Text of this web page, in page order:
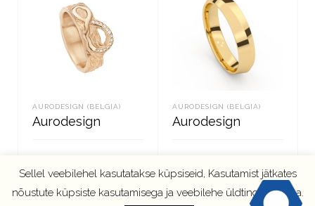
AURODESIGN (BELGIA)
Aurodesign
AURODESIGN (BELGIA)
Aurodesign
Sellel veebilehel kasutatakse küpsiseid, Kasutamist jätkates
nõustute küpsiste kasutamisega ja veebilehe üldtingimustega.